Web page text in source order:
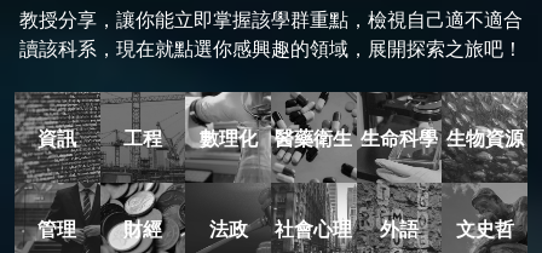
教授分享，讓你能立即掌握該學群重點，檢視自己適不適合
讀該科系，現在就點選你感興趣的領域，展開探索之旅吧！
資訊 工程 數理化 醫藥衛生 生命科學 生物資源
管理 財經 法政 社會心理 外語 文史哲